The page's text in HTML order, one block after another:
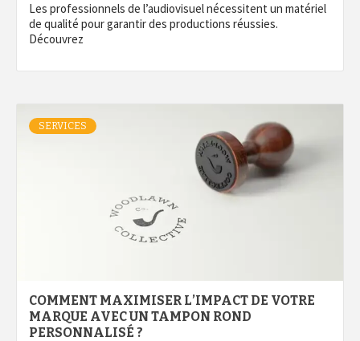
Les professionnels de l’audiovisuel nécessitent un matériel
de qualité pour garantir des productions réussies.
Découvrez
SERVICES
COMMENT MAXIMISER L’IMPACT DE VOTRE
MARQUE AVEC UN TAMPON ROND
PERSONNALISÉ ?